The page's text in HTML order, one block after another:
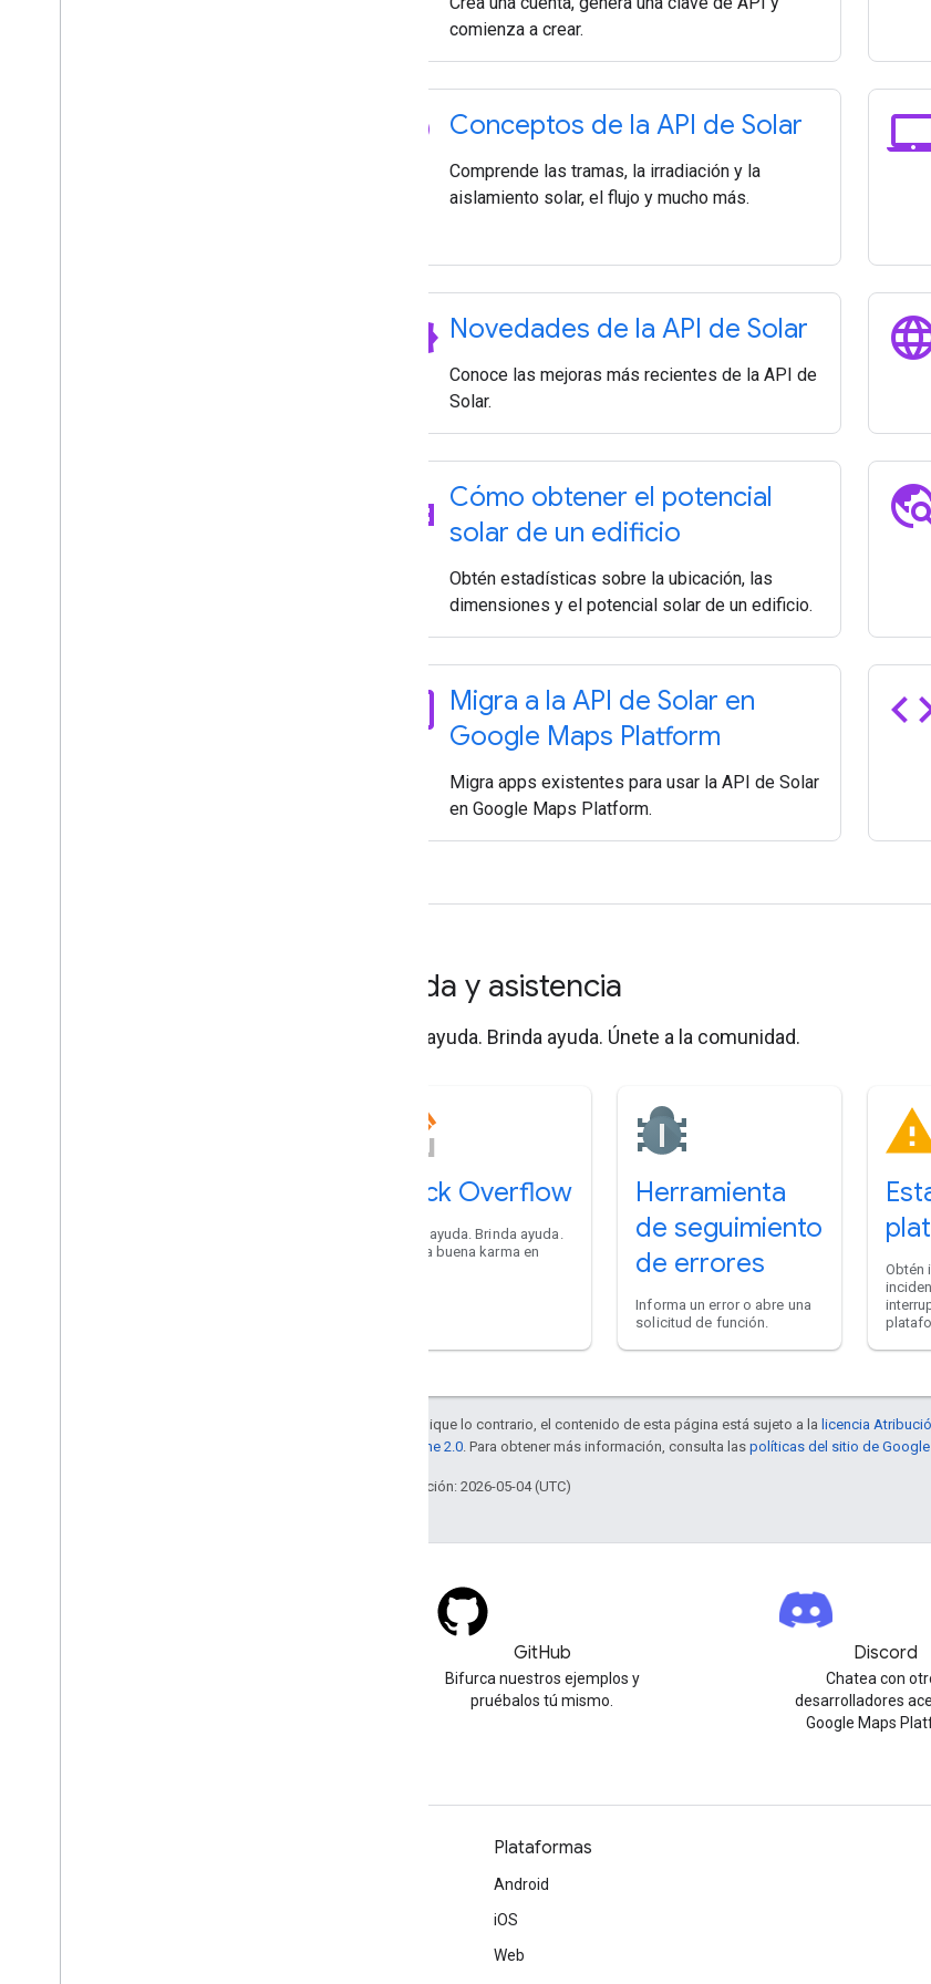
comienza a crear.
emoji_objects Conceptos de la API de Solar
Comprende las tramas, la irradiación y la
aislamiento solar, el flujo y mucho más.
new_releases Novedades de la API de Solar
Conoce las mejoras más recientes de la API de
Solar.
apartment Cómo obtener el potencial
solar de un edificio
Obtén estadísticas sobre la ubicación, las
dimensiones y el potencial solar de un edificio.
exit_to_app Migra a la API de Solar en
Google Maps Platform
Migra apps existentes para usar la API de Solar
en Google Maps Platform.
Ayuda y asistencia
Obtén ayuda. Brinda ayuda. Únete a la comunidad.
Stack Overflow
Obtén ayuda. Brinda ayuda.
Genera buena karma en
Herramienta
de seguimiento
de errores
Informa un error o abre una
solicitud de función.
Obtén
Salvo que se indique lo contrario, el contenido de esta página está sujeto a la licencia
licencia Apache 2.0. Para obtener más información, consulta las políticas del sitio de
Última actualización: 2026-05-04 (UTC)
GitHub
Bifurca nuestros ejemplos y
pruébalos tú mismo.
Discord
Chatea con
desarrolladores
Google Maps
Plataformas
Android
iOS
Web